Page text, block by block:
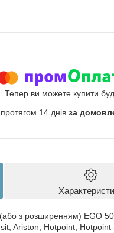
Тепер ви можете купити
14 днів за
з розширенням) EGO
Ariston, Hotpoint, Hotpoint-